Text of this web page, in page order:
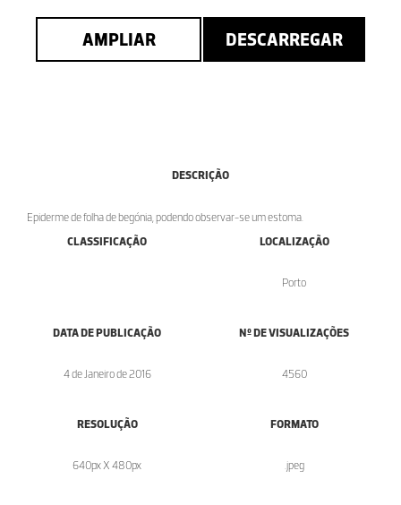
AMPLIAR DESCARREGAR
DESCRIÇÃO
Epiderme de folha de begónia, podendo observar-se um estoma.
CLASSIFICAÇÃO
LOCALIZAÇÃO
Porto
DATA DE PUBLICAÇÃO
4 de Janeiro de 2016
Nº DE VISUALIZAÇÕES
4560
RESOLUÇÃO
640px X 480px
FORMATO
.jpeg